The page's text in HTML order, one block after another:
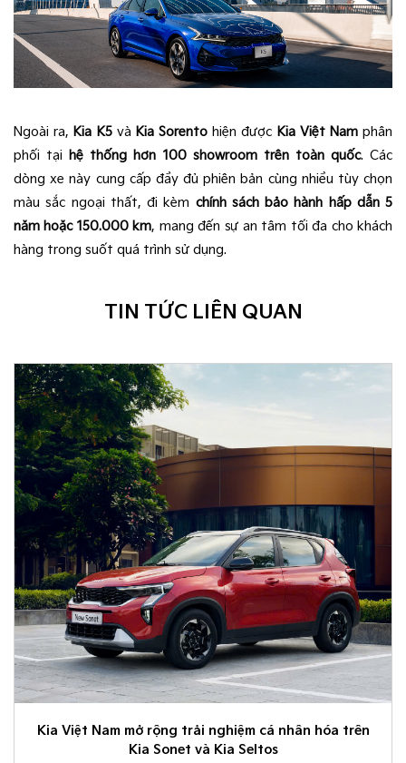
Ngoài ra, Kia K5và Kia Sorento hiện được Kia Việt Namphân
phối tại hệ thống hơn 100 showroom trên toàn quốc. Các
dòng xe này cung cấp đầy đủ phiên bản cùng nhiều tùy chọn
màu sắc ngoại thất, đi kèm chính sách bảo hành hấp dẫn 5
năm hoặc 150.000 km, mang đến sự an tâm tối đa cho khách
hàng trong suốt quá trình sử dụng.
TIN TỨC LIÊN QUAN
Kia Việt Nam mở rộng trải nghiệm cá nhân hóa trên
Kia Sonet và Kia Seltos